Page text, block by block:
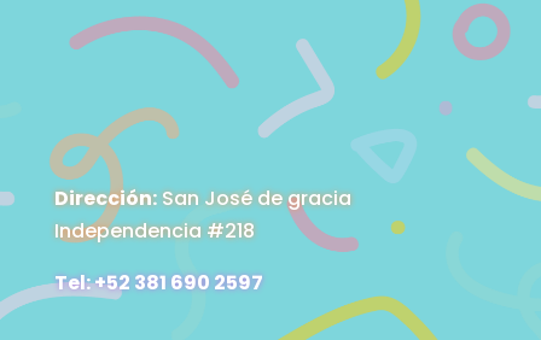
Dirección:San José de gracia
Independencia #218
Tel: +52 381 690 2597